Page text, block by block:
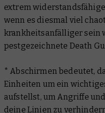
extrem
wenn es diesmal viel
krankheitsanfälliger sein
pestgezeichnete Death
* Abschirmen bedeutet,
Einheiten um ein
aufstellst, um Angriffe
deine Linien zu